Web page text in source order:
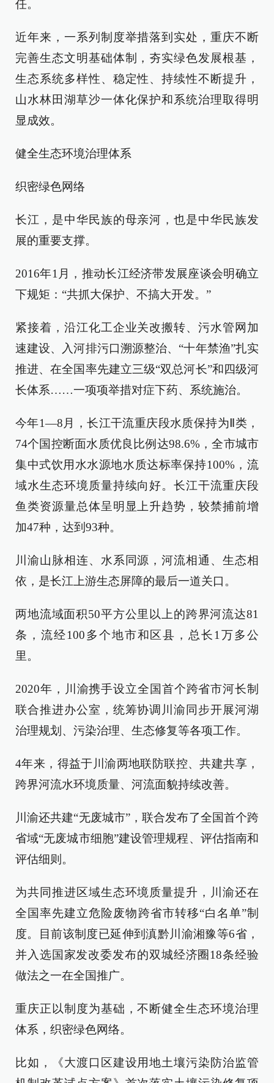
任。
近年来，一系列制度举措落到实处，重庆不断
完善生态文明基础体制，夯实绿色发展根基，
生态系统多样性、稳定性、持续性不断提升，
山水林田湖草沙一体化保护和系统治理取得明
显成效。
健全生态环境治理体系
织密绿色网络
长江，是中华民族的母亲河，也是中华民族发
展的重要支撑。
2016年1月，推动长江经济带发展座谈会明确立
下规矩：“共抓大保护、不搞大开发。”
紧接着，沿江化工企业关改搬转、污水管网加
速建设、入河排污口溯源整治、“十年禁渔”扎实
推进、在全国率先建立三级“双总河长”和四级河
长体系……一项项举措对症下药、系统施治。
今年1—8月，长江干流重庆段水质保持为Ⅱ类，
74个国控断面水质优良比例达98.6%，全市城市
集中式饮用水水源地水质达标率保持100%，流
域水生态环境质量持续向好。长江干流重庆段
鱼类资源量总体呈明显上升趋势，较禁捕前增
加47种，达到93种。
川渝山脉相连、水系同源，河流相通、生态相
依，是长江上游生态屏障的最后一道关口。
两地流域面积50平方公里以上的跨界河流达81
条，流经100多个地市和区县，总长1万多公
里。
2020年，川渝携手设立全国首个跨省市河长制
联合推进办公室，统筹协调川渝同步开展河湖
治理规划、污染治理、生态修复等各项工作。
4年来，得益于川渝两地联防联控、共建共享，
跨界河流水环境质量、河流面貌持续改善。
川渝还共建“无废城市”，联合发布了全国首个跨
省域“无废城市细胞”建设管理规程、评估指南和
评估细则。
为共同推进区域生态环境质量提升，川渝还在
全国率先建立危险废物跨省市转移“白名单”制
度。目前该制度已延伸到滇黔川渝湘豫等6省，
并入选国家发改委发布的双城经济圈18条经验
做法之一在全国推广。
重庆正以制度为基础，不断健全生态环境治理
体系，织密绿色网络。
比如，《大渡口区建设用地土壤污染防治监管